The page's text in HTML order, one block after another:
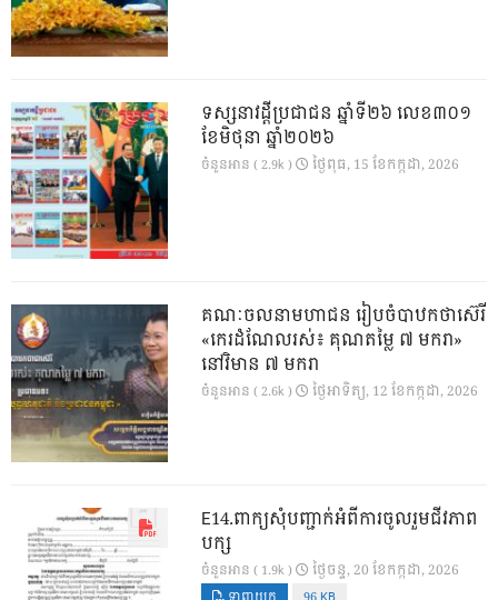
ទស្សនាវដ្ដីប្រជាជន ឆ្នាំទី២៦ លេខ៣០១
ខែមិថុនា ឆ្នាំ២០២៦
ចំនួនអាន ( 2.9k ) ថ្ងៃ​ពុធ, 15 ខែ​កក្កដា, 2026
គណៈចលនាមហាជន រៀបចំបាឋកថាស៊េរី
«កេរដំណែលរស់៖ គុណតម្លៃ ៧ មករា»
នៅវិមាន ៧ មករា
ចំនួនអាន ( 2.6k ) ថ្ងៃ​អាទិត្យ, 12 ខែ​កក្កដា, 2026
E14.ពាក្យសុំបញ្ជាក់អំពីការចូលរួមជីវភាព
បក្ស
ចំនួនអាន ( 1.9k ) ថ្ងៃ​ចន្ទ, 20 ខែ​កក្កដា, 2026